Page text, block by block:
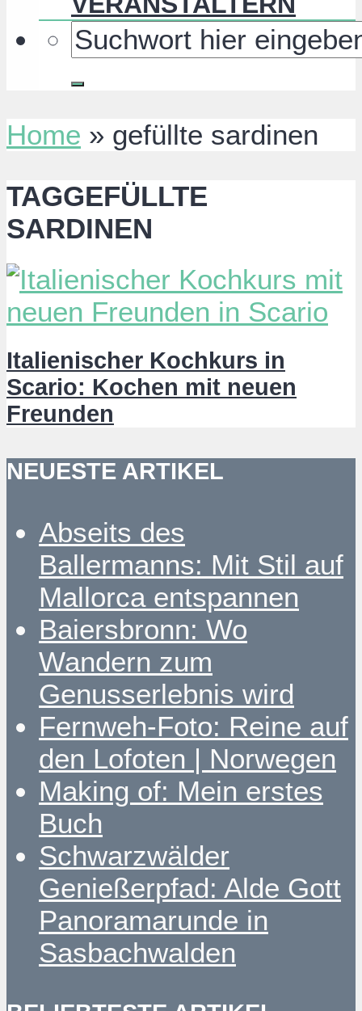
Home » gefüllte sardinen
TAGGEFÜLLTE
SARDINEN
Italienischer Kochkurs in
Scario: Kochen mit neuen
Freunden
NEUESTE ARTIKEL
Abseits des
Ballermanns: Mit Stil auf
Mallorca entspannen
Baiersbronn: Wo
Wandern zum
Genusserlebnis wird
Fernweh-Foto: Reine auf
den Lofoten | Norwegen
Making of: Mein erstes
Buch
Schwarzwälder
Genießerpfad: Alde Gott
Panoramarunde in
Sasbachwalden